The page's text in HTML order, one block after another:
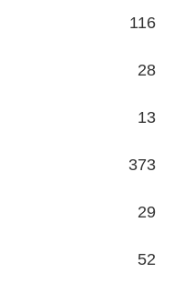
116
28
13
373
29
52